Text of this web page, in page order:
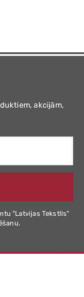
akcijām,
"Latvijas Tekstlls"